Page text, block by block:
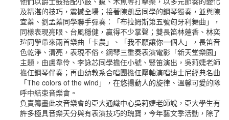
及精湛的技巧，震撼全場；接著陳凱岳同學的鋼琴獨奏，並與陳
宜蓁、劉孟蓁同學聯手彈奏：「布拉姆斯第五號匈牙利舞曲」，
同樣表現亮眼、台風穩健，贏得不少掌聲；雙長笛林蓮香、林奕
瑄同學帶來兩首樂曲「卡農」、「我不願讓你一個人」，長笛音
色乾淨、清亮，表現不俗。鋼琴三重奏表演電影「新天堂樂園」
主題，由盧韋伶、李詠芯同學擔任小號、豎笛演出，吳莉婕老師
擔任鋼琴伴奏；再由幼教系合唱團擔任壓軸演唱迪士尼經典名曲
「The colors of the wind」，在悠揚動人的旋律、溫馨可愛的隊
呼中結束音樂會。
負責籌畫此次音樂會的亞大通識中心吳莉婕老師說，亞大學生有
許多極具音樂天分與有表演技巧的瑰寶，今年藝文季活動，除了